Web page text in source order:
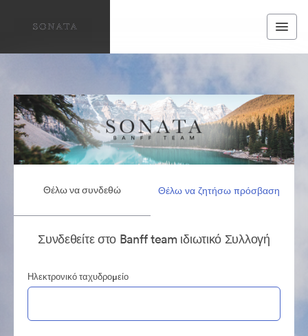
Θέλω να συνδεθώ Θέλω να ζητήσω πρόσβαση
Συνδεθείτε στο Banff team ιδιωτικό Συλλογή
Ηλεκτρονικό ταχυδρομείο